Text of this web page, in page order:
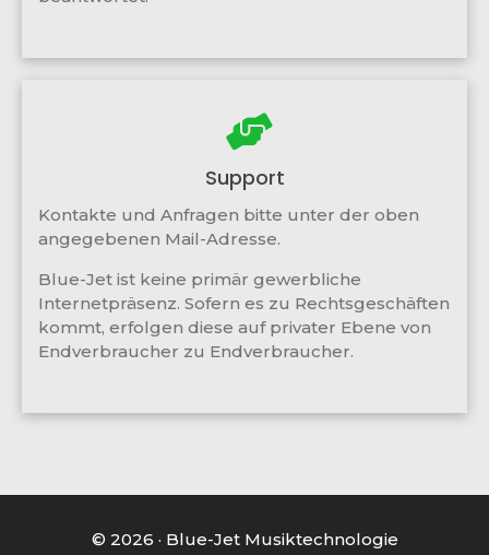
Support
Kontakte und Anfragen bitte unter der oben
angegebenen Mail-Adresse.
Blue-Jet ist keine primär gewerbliche
Internetpräsenz. Sofern es zu Rechtsgeschäften
kommt, erfolgen diese auf privater Ebene von
Endverbraucher zu Endverbraucher.
© 2026 · Blue-Jet Musiktechnologie